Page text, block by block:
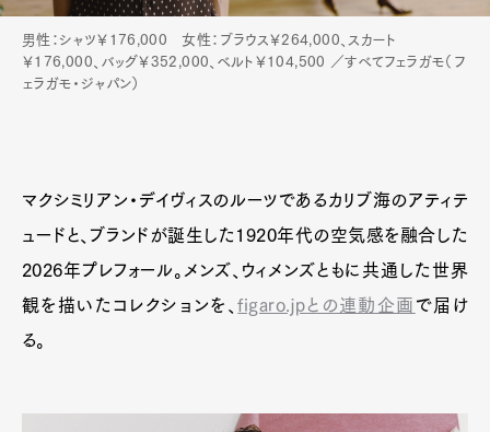
男性：シャツ￥176,000 女性：ブラウス￥264,000、スカート
￥176,000、バッグ￥352,000、ベルト￥104,500 ／すべてフェラガモ（フ
ェラガモ・ジャパン）
マクシミリアン・デイヴィスのルーツであるカリブ海のアティテ
ュードと、ブランドが誕生した1920年代の空気感を融合した
2026年プレフォール。メンズ、ウィメンズともに共通した世界
観を描いたコレクションを、figaro.jpとの連動企画 で届け
る。